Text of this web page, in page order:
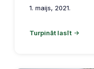
1. maijs, 2021.
Turpināt lasīt